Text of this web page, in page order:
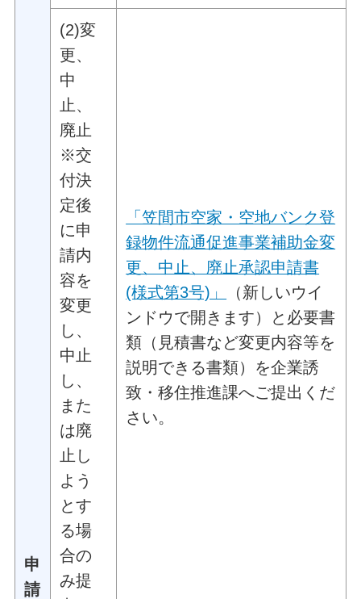
申
請
(2)変
更、
中
止、
廃止
※交
付決
定後
に申
請内
容を
変更
し、
中止
し、
また
は廃
止し
よう
とす
る場
合の
み提
「笠間市空家・空地バンク登
録物件流通促進事業補助金変
更、中止、廃止承認申請書
(様式第3号)」
（新しいウイ
ンドウで開きます）
と必要書
類（見積書など変更内容等を
説明できる書類）を企業誘
致・移住推進課へご提出くだ
さい。